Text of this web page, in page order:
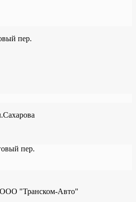
пер.
пер.
ООО "Транском-Авто"